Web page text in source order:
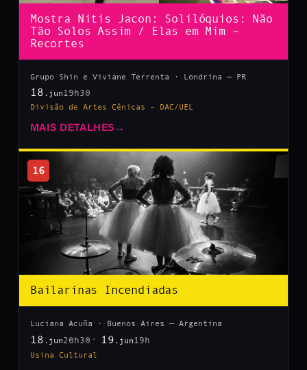
Mostra Nitis Jacon: Solilóquios: Não
Tão Solos Assim / Elas em Mim –
Recortes
Grupo Shin e Viviane Terrenta · Londrina — PR
18 .jun 19h30
Divisão de Artes Cênicas – DAC/UEL
MAIS DETALHES →
16
Bailarinas Incendiadas
Luciana Acuña · Buenos Aires — Argentina
18 .jun20h30 19 .jun 19h
Usina Cultural